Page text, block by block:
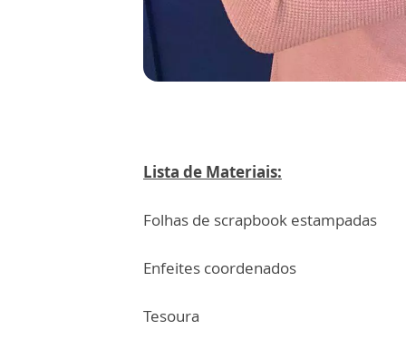
Lista de Materiais:
Folhas de scrapbook estampadas
Enfeites coordenados
Tesoura